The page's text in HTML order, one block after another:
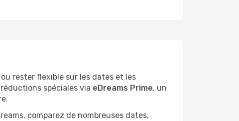
rester flexible sur les dates et les
spéciales via eDreams Prime, un
comparez de nombreuses dates,